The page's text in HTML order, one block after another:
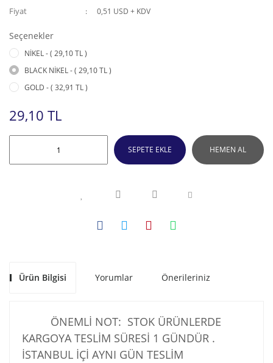
Fiyat 0,51 USD + KDV
Seçenekler
NİKEL - ( 29,10 TL )
BLACK NİKEL - ( 29,10 TL )
GOLD - ( 32,91 TL )
29,10 TL
SEPETE EKLE HEMEN AL
Ürün Bilgisi Yorumlar Önerileriniz
ÖNEMLİ NOT: STOK ÜRÜNLERDE
KARGOYA TESLİM SÜRESİ 1 GÜNDÜR .
İSTANBUL İÇİ AYNI GÜN TESLİM